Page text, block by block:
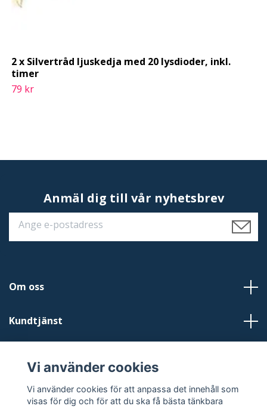
2 x Silvertråd ljuskedja med 20 lysdioder, inkl.
timer
79 kr
Anmäl dig till vår nyhetsbrev
Om oss
Kundtjänst
Sociala medier
Vi använder cookies
Vi använder cookies för att anpassa det innehåll som
visas för dig och för att du ska få bästa tänkbara